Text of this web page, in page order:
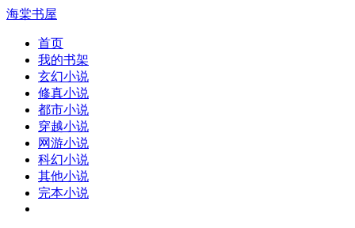
海棠书屋
首页
我的书架
玄幻小说
修真小说
都市小说
穿越小说
网游小说
科幻小说
其他小说
完本小说